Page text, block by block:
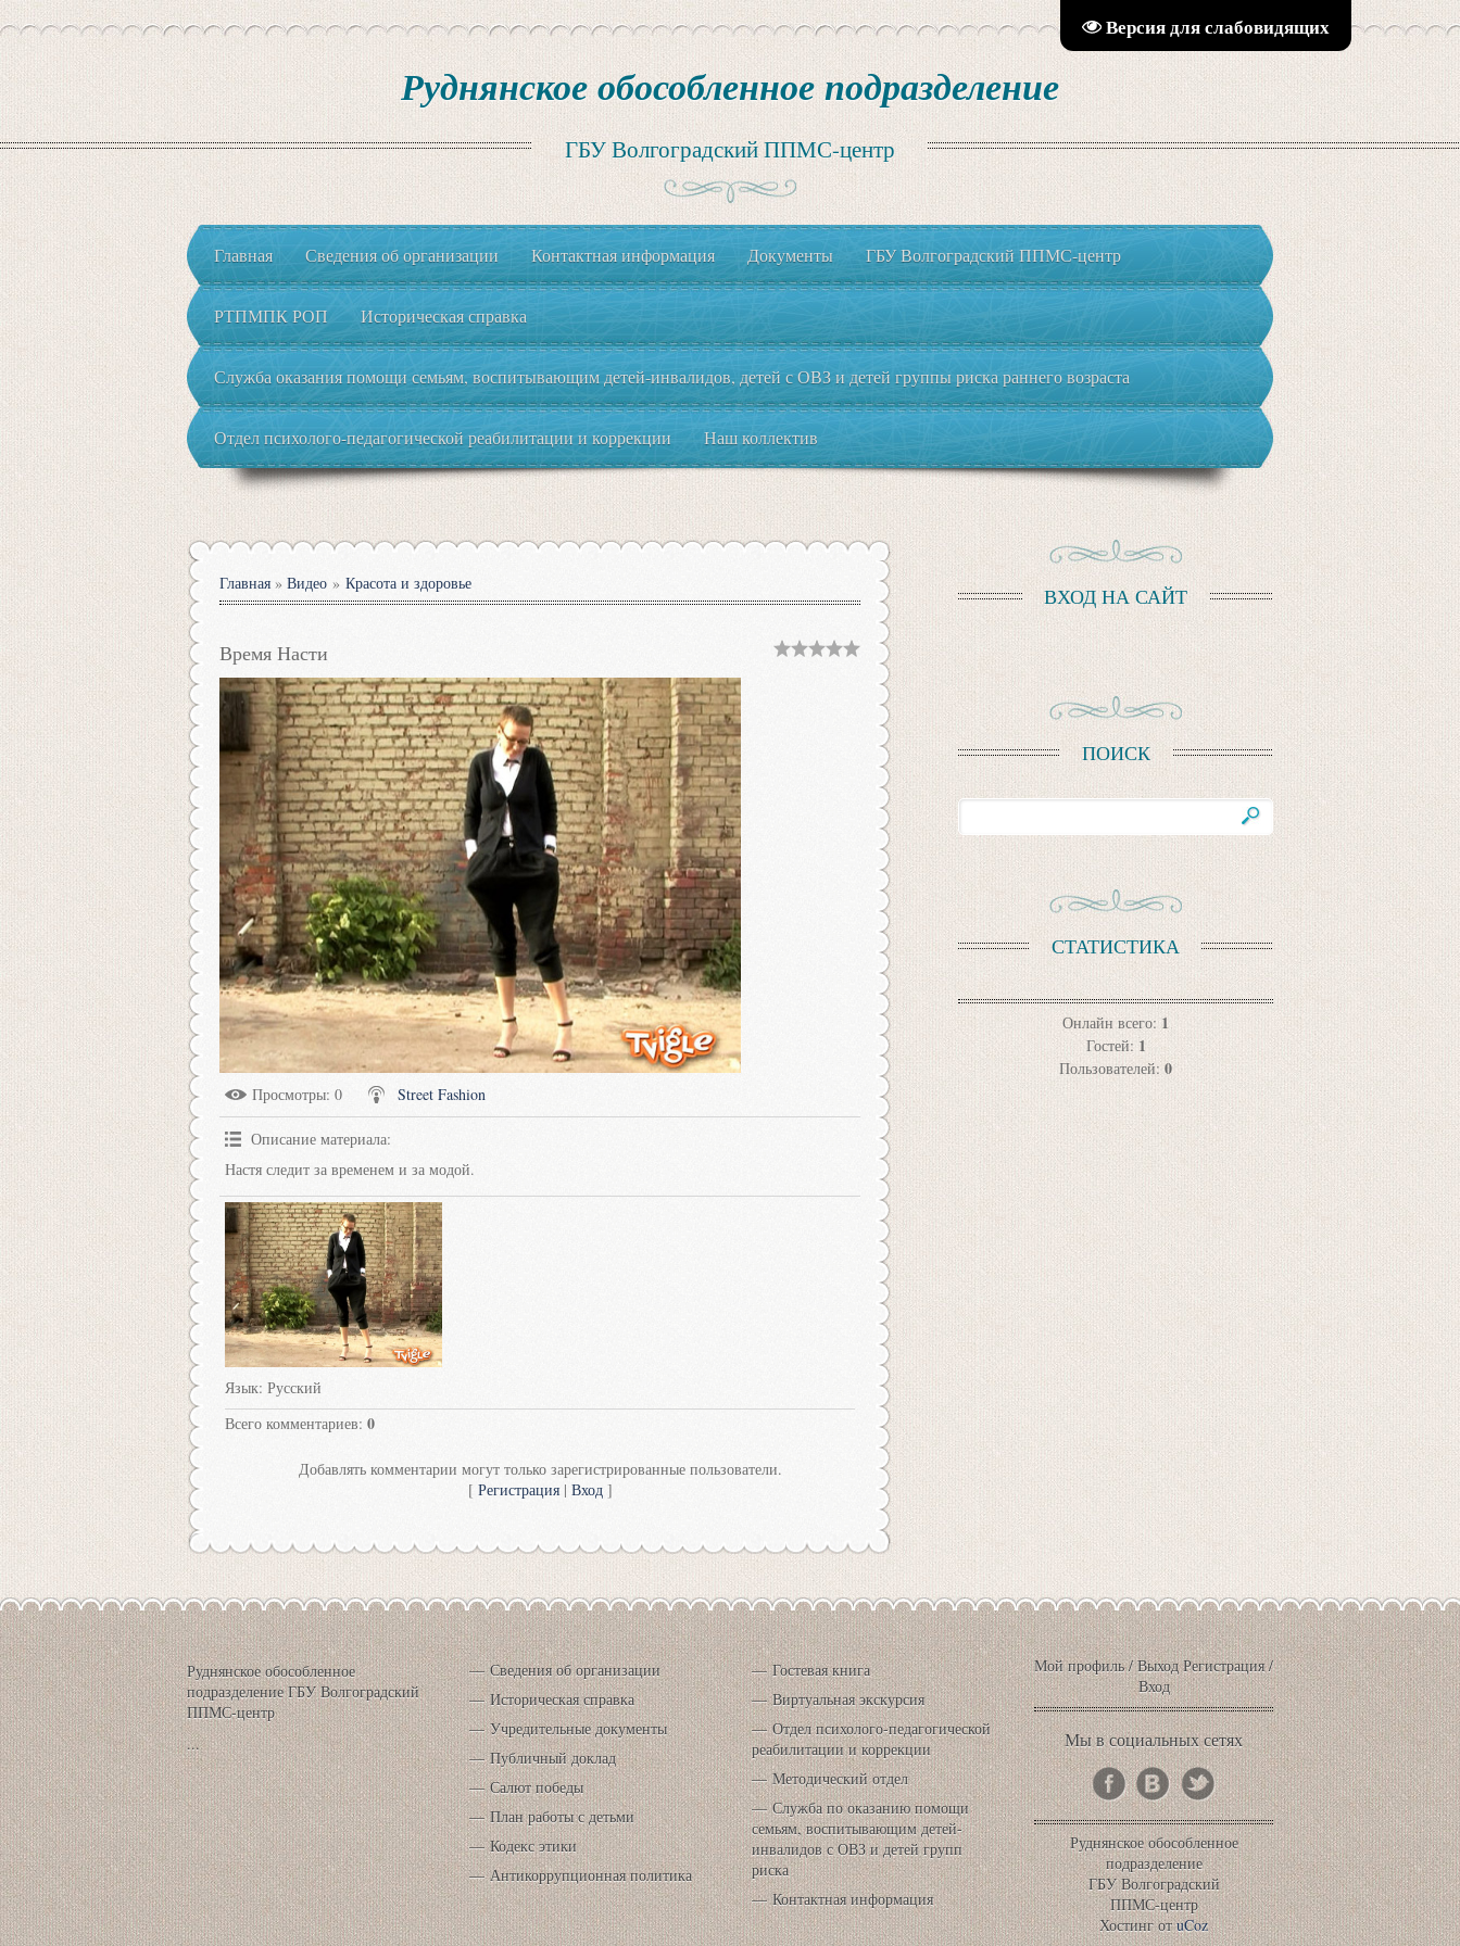
Версия для слабовидящих
Руднянское обособленное подразделение
ГБУ Волгоградский ППМС-центр
Главная Сведения об организации Контактная информация Документы ГБУ Волгоградский ППМС-центр
РТПМПК РОП Историческая справка
Служба оказания помощи семьям, воспитывающим детей-инвалидов, детей с ОВЗ и детей группы риска раннего возраста
Отдел психолого-педагогической реабилитации и коррекции Наш коллектив
Главная » Видео » Красота и здоровье
Время Насти
Просмотры: 0 Street Fashion
Описание материала:
Настя следит за временем и за модой.
Язык: Русский
Всего комментариев: 0
Добавлять комментарии могут только зарегистрированные пользователи.
[ Регистрация| Вход]
ВХОД НА САЙТ
ПОИСК
СТАТИСТИКА
Онлайн всего: 1
Гостей: 1
Пользователей:0
Руднянское обособленное
подразделение ГБУ Волгоградский
ППМС-центр
...
Сведения об организации
Историческая справка
Учредительные документы
Публичный доклад
Салют победы
План работы с детьми
Кодекс этики
Антикоррупционная политика
Гостевая книга
Виртуальная экскурсия
Отдел психолого-педагогической
реабилитации и коррекции
Методический отдел
Служба по оказанию помощи
семьям, воспитывающим детей-
инвалидов с ОВЗ и детей групп
риска
Контактная информация
Мой профиль/Выход Регистрация/
Вход
Мы в социальных сетях
Руднянское обособленное
подразделение
ГБУ Волгоградский
ППМС-центр
Хостинг отuCoz